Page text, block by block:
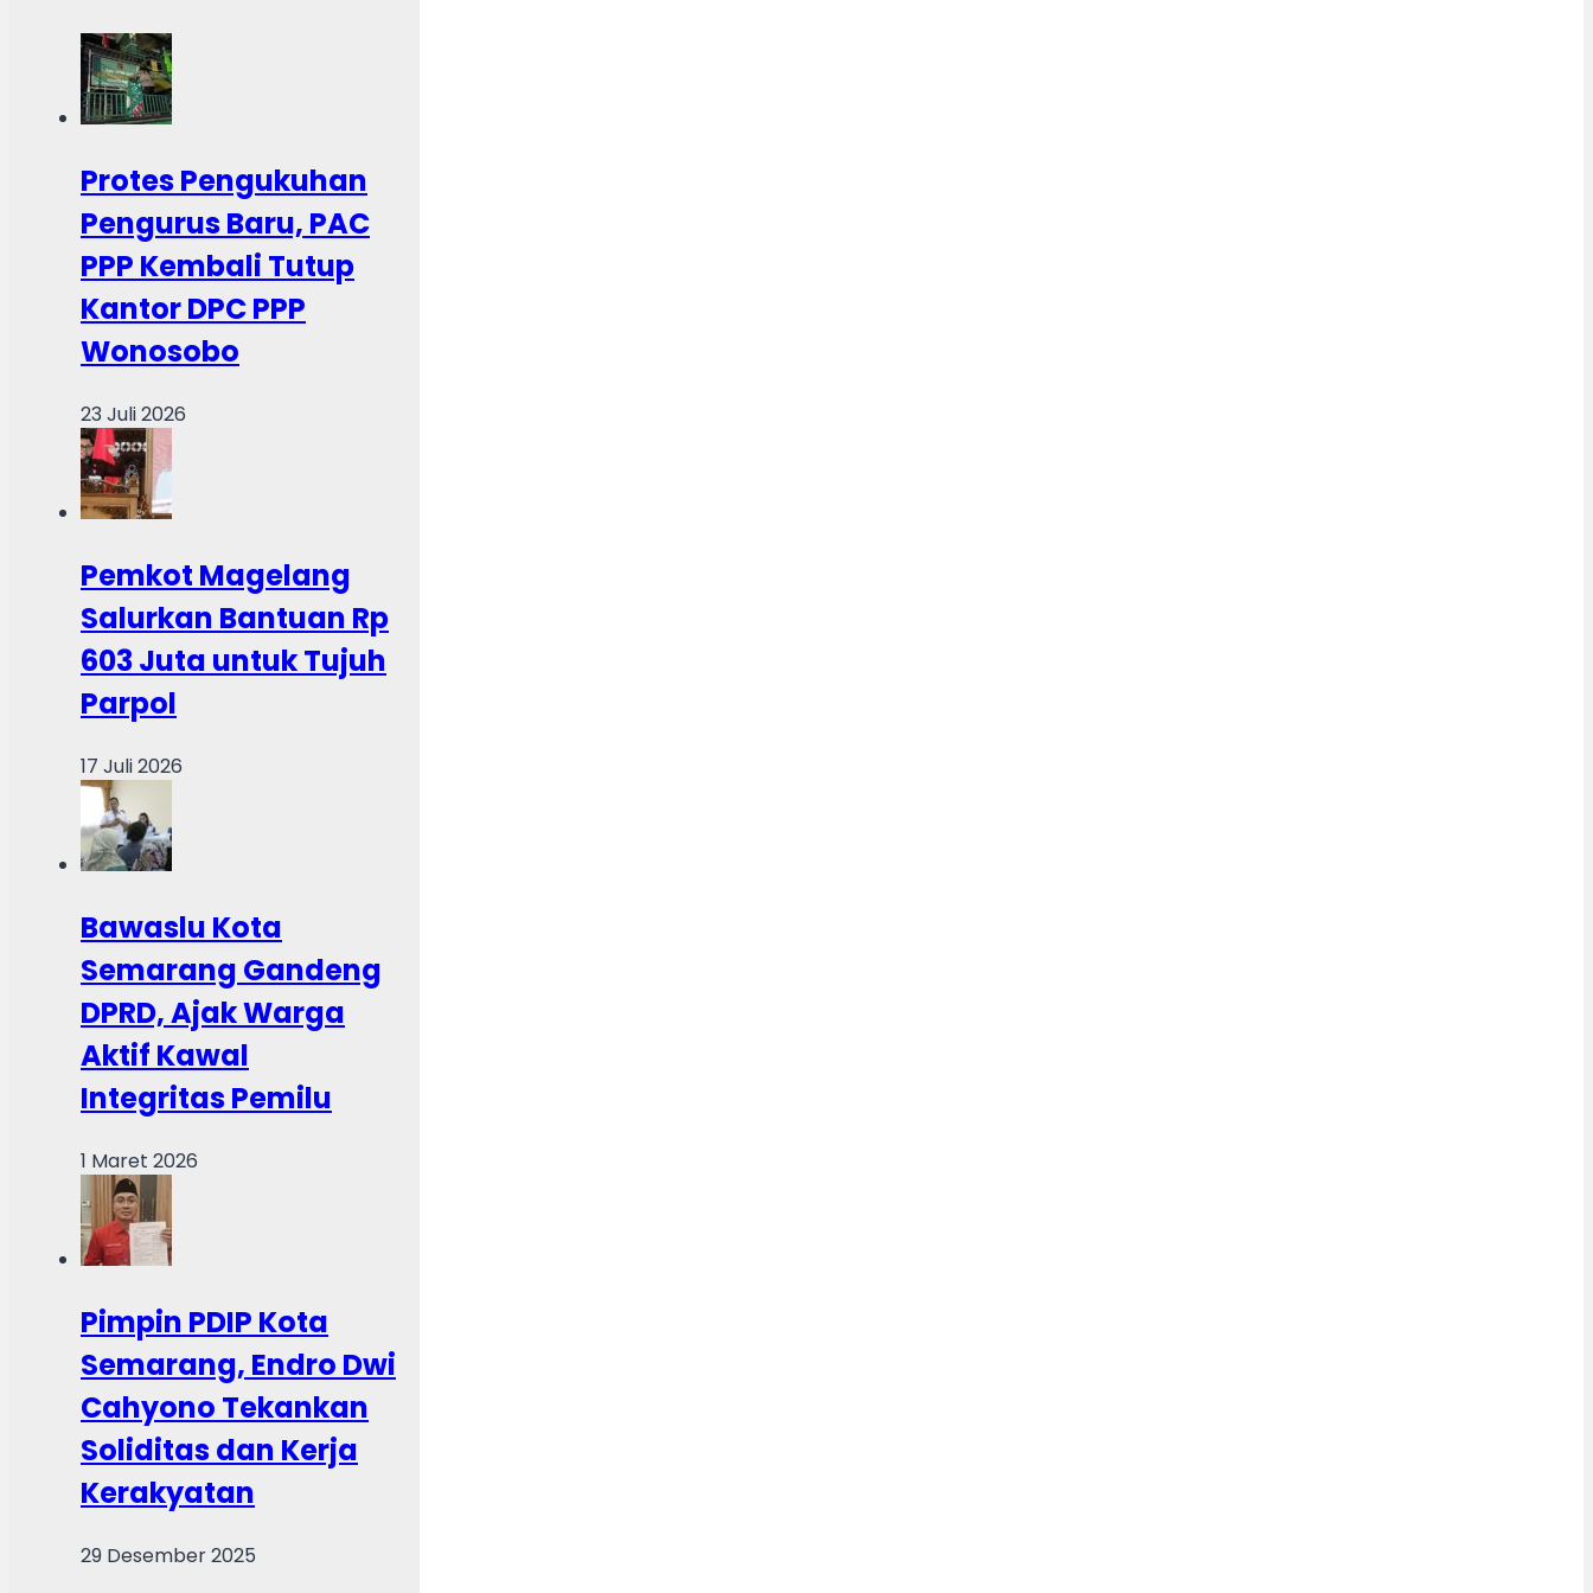
Protes Pengukuhan
Pengurus Baru, PAC
PPP Kembali Tutup
Kantor DPC PPP
Wonosobo
23 Juli 2026
Pemkot Magelang
Salurkan Bantuan Rp
603 Juta untuk Tujuh
Parpol
17 Juli 2026
Bawaslu Kota
Semarang Gandeng
DPRD, Ajak Warga
Aktif Kawal
Integritas Pemilu
1 Maret 2026
Pimpin PDIP Kota
Semarang, Endro Dwi
Cahyono Tekankan
Soliditas dan Kerja
Kerakyatan
29 Desember 2025